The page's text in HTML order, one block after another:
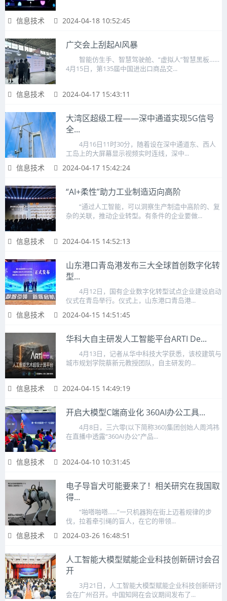
信息技术 2024-04-18 10:52:45
广交会上刮起AI风暴
智能仿生手、智慧驾驶舱、“虚拟人”智慧黑板……
4月15日，第135届中国进出口商品交...
信息技术 2024-04-17 15:43:11
大湾区超级工程——深中通道实现5G信号
全...
4月16日11时30分，随着设在深中通道东、西人
工岛上的大屏幕显示视频实时连线，深中...
信息技术 2024-04-17 15:42:24
“AI+柔性”助力工业制造迈向高阶
“通过人工智能，可以洞察生产制造中高阶的、复
杂的关联，推动企业转型。有条件的企业要做...
信息技术 2024-04-15 14:52:13
山东港口青岛港发布三大全球首创数字化转
型...
4月12日，国有企业数字化转型试点企业建设启动
仪式在青岛举行。仪式上，山东港口青岛港...
信息技术 2024-04-15 14:51:45
华科大自主研发人工智能平台ARTI De...
4月13日，记者从华中科技大学获悉，该校建筑与
城市规划学院蔡新元教授团队，自主研发的...
信息技术 2024-04-15 14:49:19
开启大模型C端商业化 360AI办公工具...
4月8日，三六零(以下简称360)集团创始人周鸿祎
在直播中透露“360AI办公”产品...
信息技术 2024-04-10 10:31:45
电子导盲犬可能要来了！相关研究在我国取
得...
“啪嗒啪嗒......”一只机器狗在街上迈着规律的步
伐，拉着牵引绳的盲人，在它的带领...
信息技术 2024-03-26 16:48:51
人工智能大模型赋能企业科技创新研讨会召
开
3月21日，人工智能大模型赋能企业科技创新研讨
会在广州召开。中国知网在会议期间发布了...